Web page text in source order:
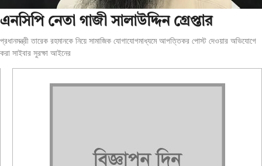
এনসিপি নেতা গাজী সালাউদ্দিন গ্রেপ্তার
প্রধানমন্ত্রী তারেক রহমানকে নিয়ে সামাজিক যোগাযোগমাধ্যমে আপত্তিকর পোস্ট দেওয়ার অভিযোগে
করা সাইবার সুরক্ষা আইনের